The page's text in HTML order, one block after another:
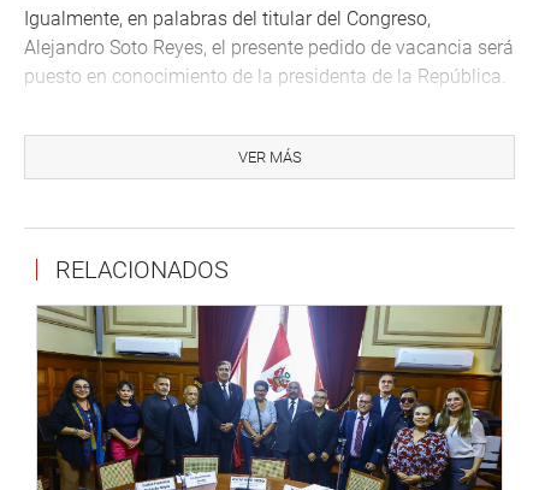
Igualmente, en palabras del titular del Congreso,
Alejandro Soto Reyes, el presente pedido de vacancia será
puesto en conocimiento de la presidenta de la República.
VER MÁS
RELACIONADOS